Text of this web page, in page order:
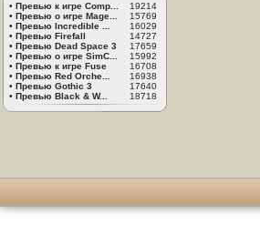
• Превью к игре Comp...
19214
• Превью о игре Mage...
15769
• Превью Incredible ...
16029
• Превью Firefall
14727
• Превью Dead Space 3
17659
• Превью о игре SimC...
15992
• Превью к игре Fuse
16708
• Превью Red Orche...
16938
• Превью Gothic 3
17640
• Превью Black & W... 18718